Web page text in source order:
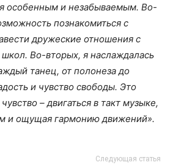
особенным и незабываемым. Во-
познакомиться с
дружеские отношения с
школ. Во-вторых, я наслаждалась
танец, от полонеза до
и чувство свободы. Это
– двигаться в такт музыке,
и ощущая гармонию движений».
Следующая статья